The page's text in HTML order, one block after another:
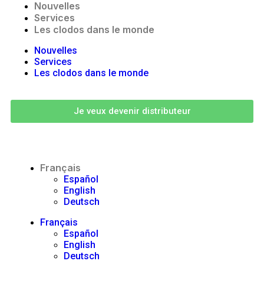
Nouvelles
Services
Les clodos dans le monde
Nouvelles
Services
Les clodos dans le monde
Je veux devenir distributeur
Français
Español
English
Deutsch
Français
Español
English
Deutsch